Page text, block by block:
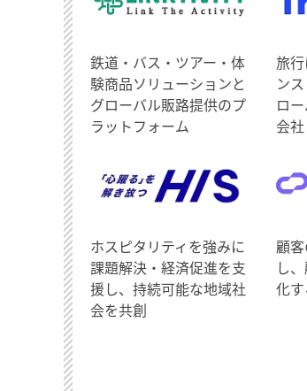
鉄道・バス・ツアー・体
験商品ソリューションと
グローバル販路提供のプ
ラットフォーム
旅
ン
ロ
会社
ホスピタリティを強みに
課題解決・経済促進を支
援し、持続可能な地域社
会を共創
顧
し
化